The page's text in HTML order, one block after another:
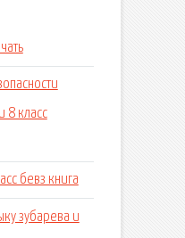
8 класс
бевз книга
зубарева и